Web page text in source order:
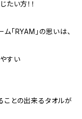
い方！！
「RYAM」の思いは、
すい
との出来るタオルが